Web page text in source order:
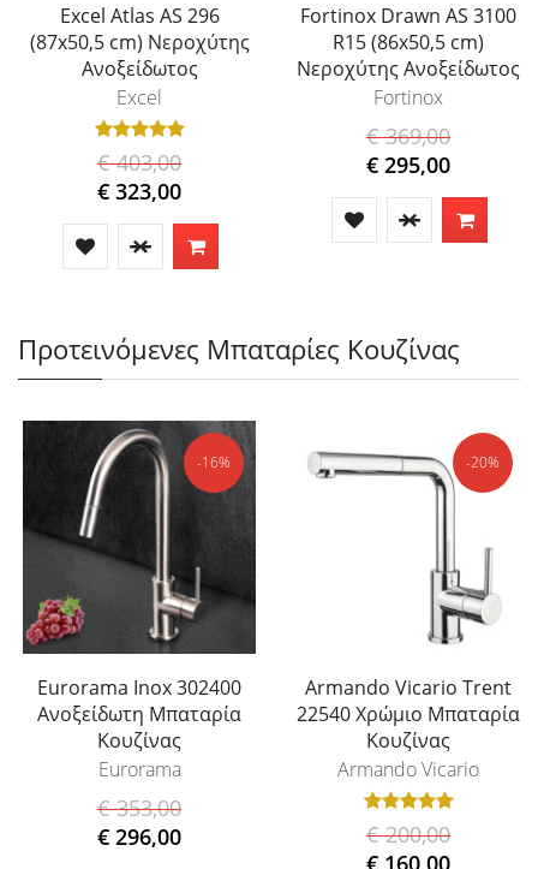
Excel Atlas AS 296
(87x50,5 cm) Νεροχύτης
Ανοξείδωτος
Excel
€ 403,00
€ 323,00
Fortinox Drawn AS 3100
R15 (86x50,5 cm)
Νεροχύτης Ανοξείδωτος
Fortinox
€ 369,00
€ 295,00
Προτεινόμενες Μπαταρίες Κουζίνας
-16%
Eurorama Inox 302400
Ανοξείδωτη Μπαταρία
Κουζίνας
Eurorama
€ 353,00
€ 296,00
-20%
Armando Vicario Trent
22540 Χρώμιο Μπαταρία
Κουζίνας
Armando Vicario
€ 200,00
€ 160,00